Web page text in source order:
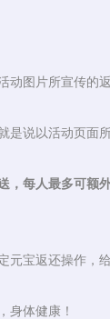
动图片所宣传的
是说以活动页面
，每人最多可额
元宝返还操作，
身体健康！